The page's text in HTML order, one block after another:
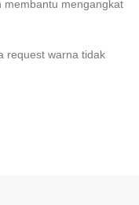
membantu mengangkat
request warna tidak